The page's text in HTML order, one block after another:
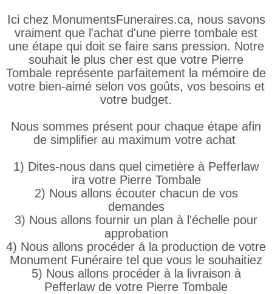
Ici chez MonumentsFuneraires.ca, nous savons
vraiment que l'achat d'une pierre tombale est
une étape qui doit se faire sans pression. Notre
souhait le plus cher est que votre Pierre
Tombale représente parfaitement la mémoire de
votre bien-aimé selon vos goûts, vos besoins et
votre budget.
Nous sommes présent pour chaque étape afin
de simplifier au maximum votre achat
1) Dites-nous dans quel cimetière à Pefferlaw
ira votre Pierre Tombale
2) Nous allons écouter chacun de vos
demandes
3) Nous allons fournir un plan à l'échelle pour
approbation
4) Nous allons procéder à la production de votre
Monument Funéraire tel que vous le souhaitiez
5) Nous allons procéder à la livraison à
Pefferlaw de votre Pierre Tombale